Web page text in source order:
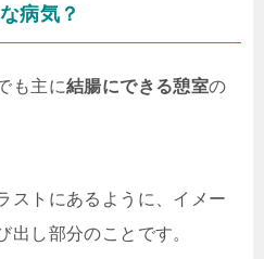
病気？
も主に結腸にできる憩室の
ストにあるように、イメー
出し部分のことです。